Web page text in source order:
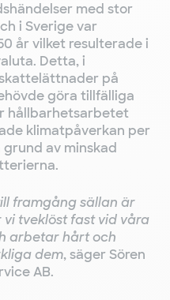
med stor
i Sverige var
år vilket resulterade i
Detta, i
på
göra tillfälliga
hållbarhetsarbetet
klimatpåverkan per
av minskad
framgång sällan är
tveklöst fast vid våra
arbetar hårt och
dem, säger Sören
AB.